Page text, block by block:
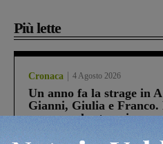
Più lette
Cronaca 4 Agosto 2026
Un anno fa la strage in
Gianni, Giulia e
processo, lo stop ai